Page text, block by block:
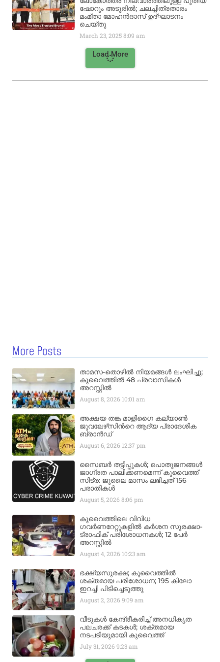
ഷോറൂം അടൂരിൽ; ചലച്ചിത്രതാരം
മംമ്താ മോഹൻദാസ് ഉദ്ഘാടനം
ചെയ്‌തു
March 23, 20258:09 am
Load More
More Posts
താമസ-തൊഴിൽ നിയമങ്ങൾ ലംഘിച്ചു;
കുവൈത്തിൽ 48 പ്രവാസികൾ
അറസ്റ്റിൽ
August 8, 2026 10:01 am
അക്ഷയ തങ്ക മാളിഗൈ കല്യാണ്‍
ജുവലേഴ്‌സിന്‍റെ ആദ്യ പ്രാദേശിക
ബ്രാന്‍ഡ്
August 6, 2026 12:37 pm
സൈബർ തട്ടിപ്പുകൾ; പൊതുജനങ്ങൾ
ജാഗ്രത പാലിക്കണമെന്ന് കുവൈത്ത്
സിട്ര: ജൂലൈ മാസം ലഭിച്ചത് 156
പരാതികൾ
August 5, 20268:06 pm
കുവൈത്തിലെ വിവിധ
ഗവർണറേറ്റുകളിൽ കർശന സുരക്ഷാ-
ട്രാഫിക് പരിശോധനകൾ; 12 പേർ
അറസ്റ്റിൽ
August 4, 2026 10:23 am
ഭക്ഷ്യസുരക്ഷ; കുവൈത്തിൽ
ശക്തമായ പരിശോധന; 195 കിലോ
ഇറച്ചി പിടിച്ചെടുത്തു
August 2, 20269:09 am
വീടുകൾ കേന്ദ്രീകരിച്ച് അനധികൃത
പലചരക്ക് കടകൾ; ശക്തമായ
നടപടിയുമായി കുവൈത്ത്
July 31, 20269:23 am